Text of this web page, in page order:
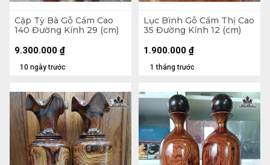
Cặp Tỳ Bà Gỗ Cẩm Cao
140 Đường Kính 29 (cm)
10 ngày trước
9.300.000 ₫
Lục Bình Gỗ Cẩm Thị Cao
35 Đường Kính 12 (cm)
1 tháng trước
1.900.000 ₫